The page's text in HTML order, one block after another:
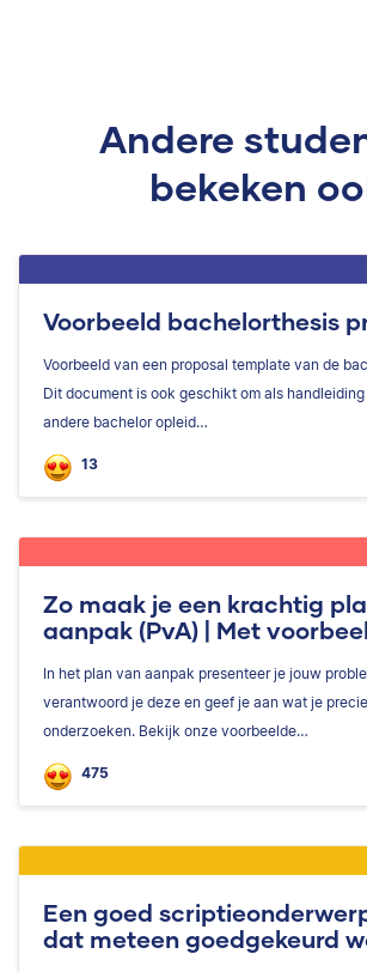
Andere
bekeken
Voorbeeld bachelorthesis
Voorbeeld van een proposal template van de
Dit document is ook geschikt om als
andere bachelor opleid…
13
Zo maak je een krachtig
aanpak (PvA) | Met
In het plan van aanpak presenteer je jouw
verantwoord je deze en geef je aan wat je
onderzoeken. Bekijk onze voorbeelde…
475
Een goed
dat meteen goedgekeurd